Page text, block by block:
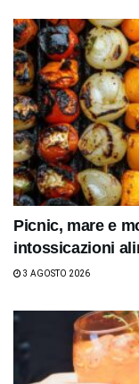
Picnic, mare e
intossicazioni
3 AGOSTO 2026